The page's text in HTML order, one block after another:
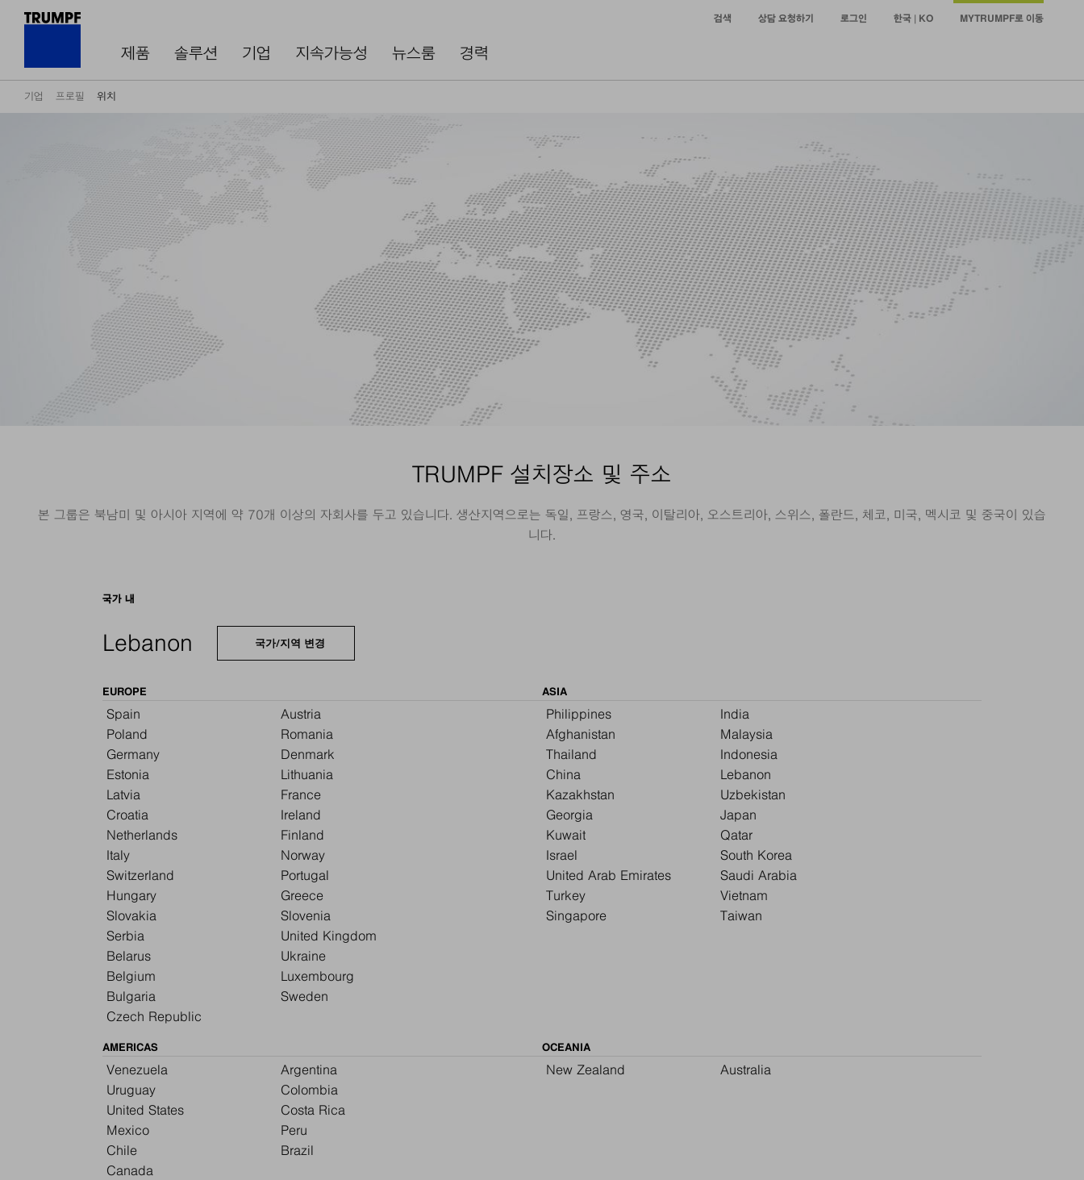
제품 솔루션 기업 지속가능성 뉴스룸 경력
검색 상담 요청하기 로그인 한국 | KO MYTRUMPF로 이동
기업 프로필 위치
TRUMPF 설치장소 및 주소
본 그룹은 북남미 및 아시아 지역에 약 70개 이상의 자회사를 두고 있습니다. 생산지역으로는 독일, 프랑스, 영국, 이탈리아, 오스트리아, 스위스, 폴란드, 체코, 미국, 멕시코 및 중국이 있습
니다.
국가 내
Lebanon 국가/지역 변경
EUROPE
Spain
Austria
Poland
Romania
Germany
Denmark
Estonia
Lithuania
Latvia
France
Croatia
Ireland
Netherlands
Finland
Italy
Norway
Switzerland
Portugal
Hungary
Greece
Slovakia
Slovenia
Serbia
United Kingdom
Belarus
Ukraine
Belgium
Luxembourg
Bulgaria
Sweden
Czech Republic
ASIA
Philippines
India
Afghanistan
Malaysia
Thailand
Indonesia
China
Lebanon
Kazakhstan
Uzbekistan
Georgia
Japan
Kuwait
Qatar
Israel
South Korea
United Arab Emirates
Saudi Arabia
Turkey
Vietnam
Singapore
Taiwan
AMERICAS
Venezuela
Argentina
Uruguay
Colombia
United States
Costa Rica
Mexico
Peru
Chile
Brazil
Canada
OCEANIA
New Zealand Australia